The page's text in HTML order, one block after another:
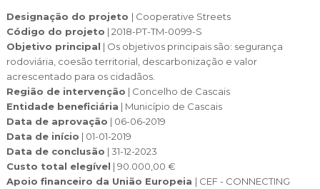
Gastronomia
Brasão de Cascais
Arquivo Historico
Recursos educativos - história e património
Assembleia Municipal
Câmara Municipal
Gestão administrativa e financeira
Projetos Cofinanciados
Transparência Municipal
Planeamento Estratégico
Reabilitação urbana
FREGUESIAS:
Alcabideche
Carcavelos e Parede
Cascais e Estoril
S. Domingos de Rana
EMPRESAS MUNICIPAIS:
Cascais Ambiente
Cascais Dinâmica
Cascais Envolvente
FACTOS E NÚMEROS:
Economia & Inovação
Governação
COMUNICAÇÃO:
Agenda do executivo
VIVER
VISITAR
Designação do projeto | Cooperative Streets
Código do projeto | 2018-PT-TM-0099-S
Objetivo principal | Os objetivos principais são: segurança
rodoviária, coesão territorial, descarbonização e valor
acrescentado para os cidadãos.
Região de intervenção | Concelho de Cascais
Entidade beneficiária | Município de Cascais
Data de aprovação | 06-06-2019
Data de início | 01-01-2019
Data de conclusão | 31-12-2023
Custo total elegível | 90.000,00 €
Apoio financeiro da União Europeia | CEF - CONNECTING